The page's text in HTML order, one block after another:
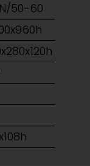
50-60